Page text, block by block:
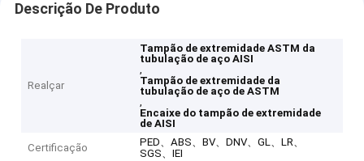
Descrição De Produto
Realçar
Tampão de extremidade ASTM da
tubulação de aço AISI
,
Tampão de extremidade da
tubulação de aço de ASTM
,
Encaixe do tampão de extremidade
de AISI
Certificação
PED、ABS、BV、DNV、GL、LR、
SGS、IEI